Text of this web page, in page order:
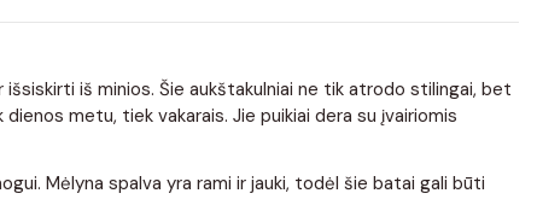
iš minios. Šie aukštakulniai ne tik atrodo stilingai, bet
metu, tiek vakarais. Jie puikiai dera su įvairiomis
Mėlyna spalva yra rami ir jauki, todėl šie batai gali būti